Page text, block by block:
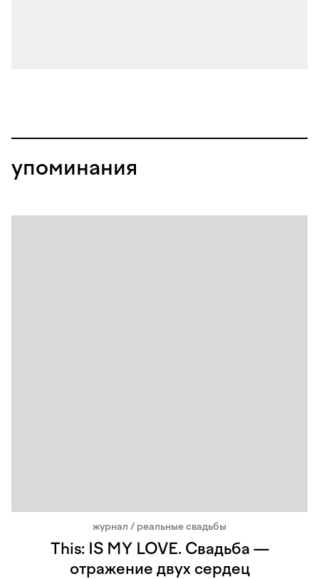
упоминания
журнал / реальные свадьбы
This: IS MY LOVE. Свадьба —
отражение двух сердец